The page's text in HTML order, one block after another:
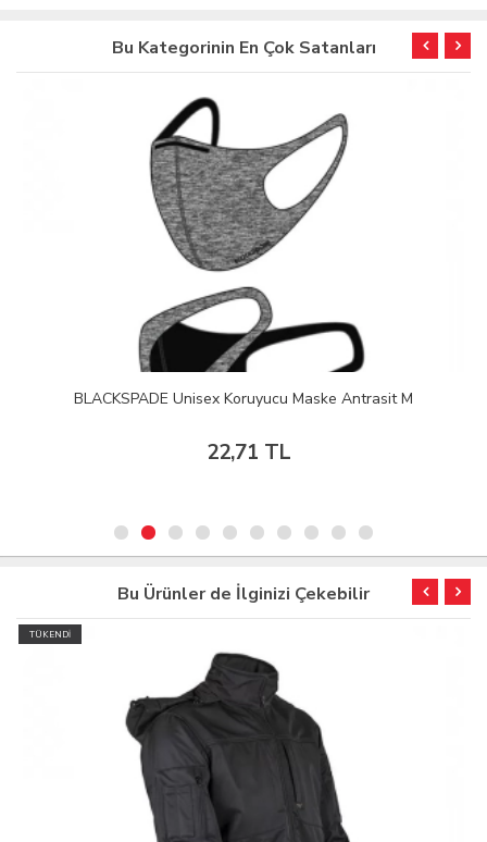
Bu Kategorinin En Çok Satanları
BLACKSPADE Unisex Koruyucu Maske Antrasit M
22,71 TL
Bu Ürünler de İlginizi Çekebilir
TÜKENDİ